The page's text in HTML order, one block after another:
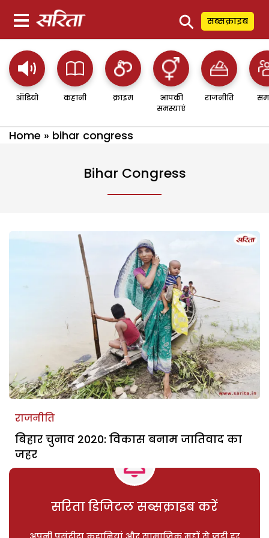
⚲ सब्सक्राइब
ऑडियो कहानी क्राइम
आपकी
समस्याएं
राजनीति
Home » bihar congress
Bihar Congress
राजनीति
बिहार चुनाव 2020: विकास बनाम जातिवाद का
जहर
सरिता डिजिटल सब्सक्राइब करें